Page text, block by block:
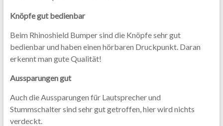
Knöpfe gut bedienbar
Beim Rhinoshield Bumper sind die Knöpfe sehr gut
bedienbar und haben einen hörbaren Druckpunkt. Daran
erkennt man gute Qualität!
Aussparungen gut
Auch die Aussparungen für Lautsprecher und
Stummschalter sind sehr gut getroffen, hier wird nichts
verdeckt.